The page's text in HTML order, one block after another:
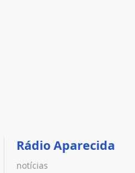
Rádio Aparecida
notícias